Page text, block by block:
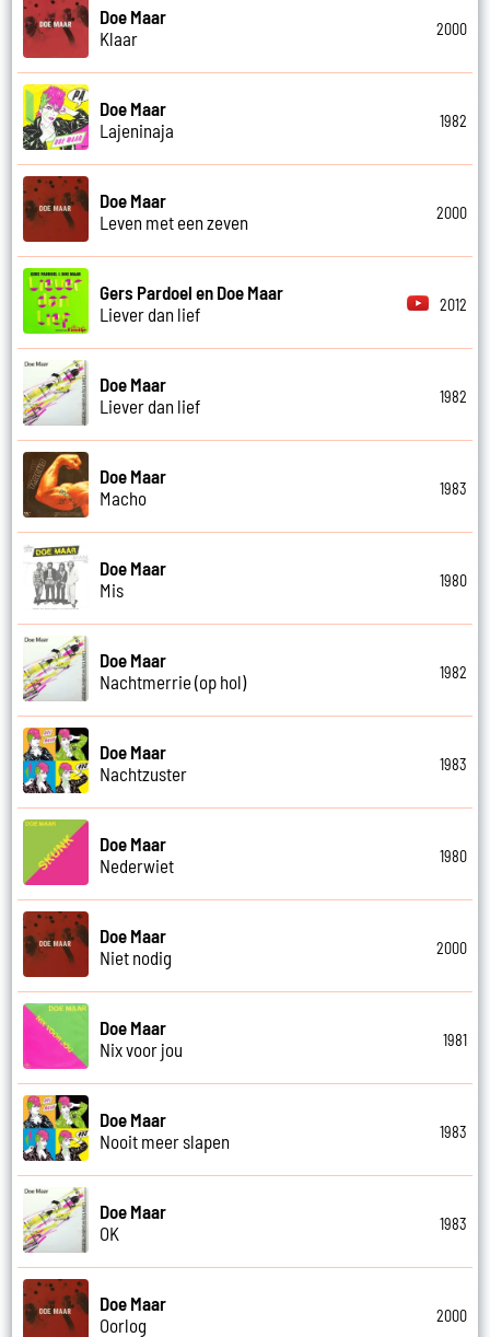
Doe Maar
Klaar
2000
Doe Maar
Lajeninaja
1982
Doe Maar
Leven met een zeven
2000
Gers Pardoel en Doe Maar
Liever dan lief
2012
Doe Maar
Liever dan lief
1982
Doe Maar
Macho
1983
Doe Maar
Mis
1980
Doe Maar
Nachtmerrie (op hol)
1982
Doe Maar
Nachtzuster
1983
Doe Maar
Nederwiet
1980
Doe Maar
Niet nodig
2000
Doe Maar
Nix voor jou
1981
Doe Maar
Nooit meer slapen
1983
Doe Maar
OK
1983
Doe Maar
Oorlog
2000